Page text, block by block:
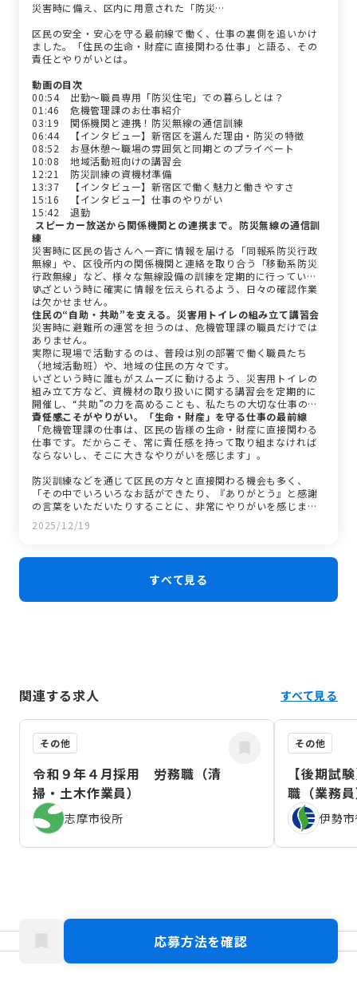
災害時に備え、区内に用意された「防災…
区民の安全・安心を守る最前線で働く、仕事の裏側を追いかけ
ました。「住民の生命・財産に直接関わる仕事」と語る、その
責任とやりがいとは。
動画の目次
00:54 出勤～職員専用「防災住宅」での暮らしとは？
01:46 危機管理課のお仕事紹介
03:19 関係機関と連携！防災無線の通信訓練
06:44 【インタビュー】新宿区を選んだ理由・防災の特徴
08:52 お昼休憩～職場の雰囲気と同期とのプライベート
10:08 地域活動班向けの講習会
12:21 防災訓練の資機材準備
13:37 【インタビュー】新宿区で働く魅力と働きやすさ
15:16 【インタビュー】仕事のやりがい
15:42 退勤
スピーカー放送から関係機関との連携まで。防災無線の通信訓
練
災害時に区民の皆さんへ一斉に情報を届ける「同報系防災行政
無線」や、区役所内の関係機関と連絡を取り合う「移動系防災
行政無線」など、様々な無線設備の訓練を定期的に行っていま
す。
いざという時に確実に情報を伝えられるよう、日々の確認作業
は欠かせません。
住民の“自助・共助”を支える。災害用トイレの組み立て講習会
災害時に避難所の運営を担うのは、危機管理課の職員だけでは
ありません。
実際に現場で活動するのは、普段は別の部署で働く職員たち
（地域活動班）や、地域の住民の方々です。
いざという時に誰もがスムーズに動けるよう、災害用トイレの
組み立て方など、資機材の取り扱いに関する講習会を定期的に
開催し、“共助”の力を高めることも、私たちの大切な仕事の一
つです。
責任感こそがやりがい。「生命・財産」を守る仕事の最前線
「危機管理課の仕事は、区民の皆様の生命・財産に直接関わる
仕事です。だからこそ、常に責任感を持って取り組まなければ
ならないし、そこに大きなやりがいを感じます」。
防災訓練などを通じて区民の方々と直接関わる機会も多く、
「その中でいろいろなお話ができたり、『ありがとう』と感謝
の言葉をいただいたりすることに、非常にやりがいを感じま
す」と語ります。
2025/12/19
すべて見る
関連する求人 すべて見る
その他
令和９年４月採用 労務職（清
掃・土木作業員）
志摩市役所
その他
【後期試
職（業務
伊勢
応募方法を確認